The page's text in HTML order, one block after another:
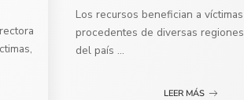
Los recursos benefician a víctimas
procedentes de diversas regiones
del país ...
LEER MÁS